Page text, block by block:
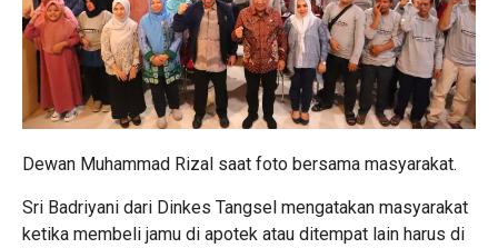
Dewan Muhammad Rizal saat foto bersama masyarakat.
Sri Badriyani dari Dinkes Tangsel mengatakan masyarakat
ketika membeli jamu di apotek atau ditempat lain harus di